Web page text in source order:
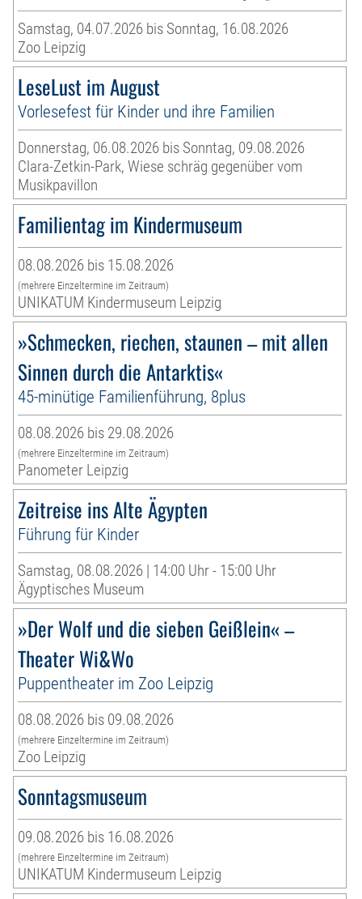
Samstag, 04.07.2026 bis Sonntag, 16.08.2026
Zoo Leipzig
LeseLust im August
Vorlesefest für Kinder und ihre Familien
Donnerstag, 06.08.2026 bis Sonntag, 09.08.2026
Clara-Zetkin-Park, Wiese schräg gegenüber vom
Musikpavillon
Familientag im Kindermuseum
08.08.2026 bis 15.08.2026
(mehrere Einzeltermine im Zeitraum)
UNIKATUM Kindermuseum Leipzig
»Schmecken, riechen, staunen – mit allen
Sinnen durch die Antarktis«
45-minütige Familienführung, 8plus
08.08.2026 bis 29.08.2026
(mehrere Einzeltermine im Zeitraum)
Panometer Leipzig
Zeitreise ins Alte Ägypten
Führung für Kinder
Samstag, 08.08.2026 | 14:00 Uhr - 15:00 Uhr
Ägyptisches Museum
»Der Wolf und die sieben Geißlein« –
Theater Wi&Wo
Puppentheater im Zoo Leipzig
08.08.2026 bis 09.08.2026
(mehrere Einzeltermine im Zeitraum)
Zoo Leipzig
Sonntagsmuseum
09.08.2026 bis 16.08.2026
(mehrere Einzeltermine im Zeitraum)
UNIKATUM Kindermuseum Leipzig